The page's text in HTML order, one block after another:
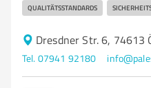
QUALITÄTSSTANDARDS
Dresdner Str. 6, 74613
Tel. 07941 92180